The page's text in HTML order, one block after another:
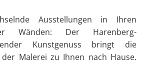
Ausstellungen in Ihren
Wänden: Der Harenberg-
Kunstgenuss bringt die
der Malerei zu Ihnen nach Hause.